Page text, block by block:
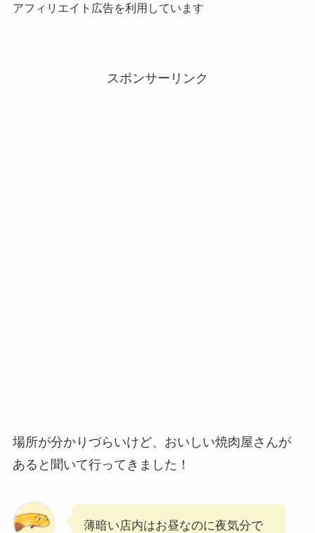
アフィリエイト広告を利用しています
スポンサーリンク
場所が分かりづらいけど、おいしい焼肉屋さんが
あると聞いて行ってきました！
薄暗い店内はお昼なのに夜気分で